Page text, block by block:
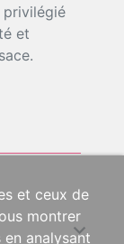
privilégié
et

et ceux de
montrer
analysant